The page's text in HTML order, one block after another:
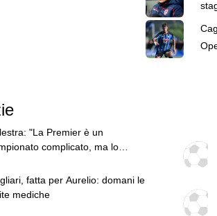
"La Premier è un
complicato, ma lo
partita di Serie A. Sono
fatta per Aurelio: domani le
mediche